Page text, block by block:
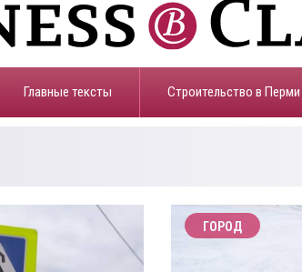
Главные тексты Строительство в Перми
ГОРОД